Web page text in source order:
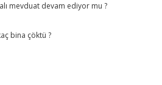
mevduat devam ediyor mu ?
bina çöktü ?